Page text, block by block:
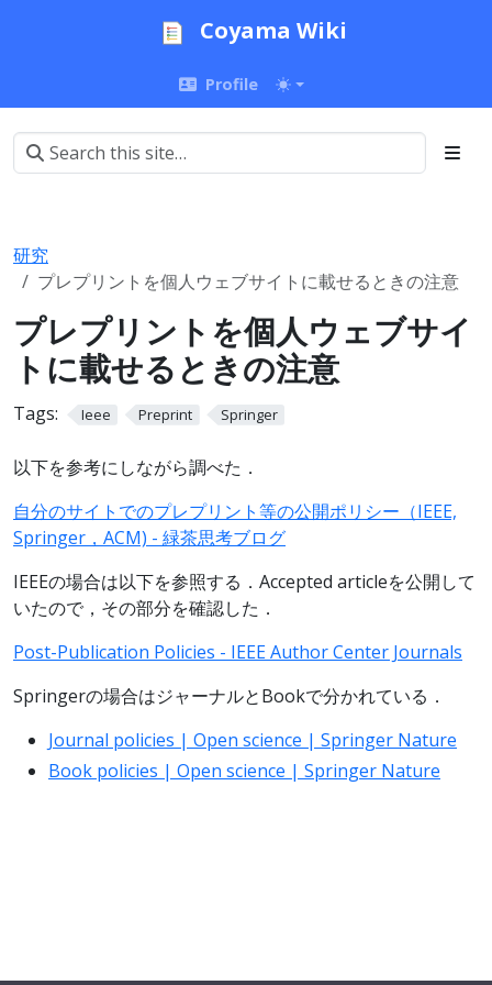
Coyama Wiki
Profile
研究
プレプリントを個人ウェブサイトに載せるときの注意
プレプリントを個人ウェブサイ
トに載せるときの注意
Tags: Ieee Preprint Springer
以下を参考にしながら調べた．
自分のサイトでのプレプリント等の公開ポリシー（IEEE,
Springer，ACM) - 緑茶思考ブログ
IEEEの場合は以下を参照する．Accepted articleを公開して
いたので，その部分を確認した．
Post-Publication Policies - IEEE Author Center Journals
Springerの場合はジャーナルとBookで分かれている．
Journal policies | Open science | Springer Nature
Book policies | Open science | Springer Nature